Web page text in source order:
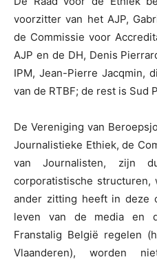
voorzitter van het AJP,
de Commissie voor
AJP en de DH, Denis
IPM, Jean-Pierre Jacqmin,
van de RTBF; de rest is Sud
De Vereniging van
Journalistieke Ethiek, de
van Journalisten, zijn
corporatistische
ander zitting heeft in deze
leven van de media en
Franstalig België regelen
Vlaanderen), worden